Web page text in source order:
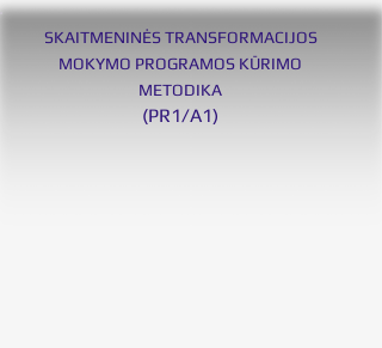
SKAITMENINĖS TRANSFORMACIJOS
MOKYMO PROGRAMOS KŪRIMO
METODIKA
(PR1/A1)